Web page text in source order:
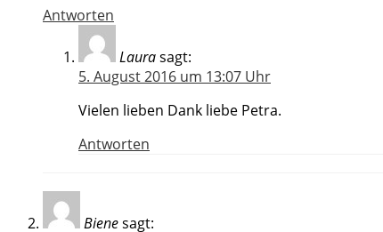
Antworten
Laurasagt:
5. August 2016 um 13:07 Uhr
Vielen lieben Dank liebe Petra.
Antworten
Bienesagt: